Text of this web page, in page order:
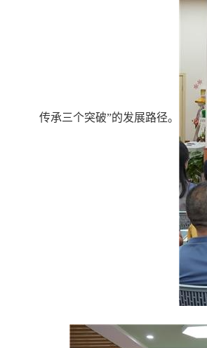
传承三个突破”的发展路径。